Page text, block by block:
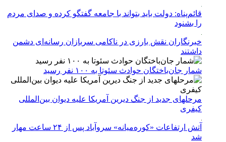
قائم‌پناه: دولت باید بتواند با جامعه گفتگو کرده و صدای مردم
را بشنود
خبرنگاران نقش بارزی در ناکامی سربازان رسانه‌ای دشمن
داشتند
شمار جان‌باختگان حوادث سئوتا به ۱۰۰ نفر رسید
مرحله‎ای جدید از جنگ دیرین آمریکا علیه دیوان بین‌المللی
کیفری
آتش ارتفاعات «کوره‌میانه» سروآباد پس از ۲۴ ساعت مهار
شد